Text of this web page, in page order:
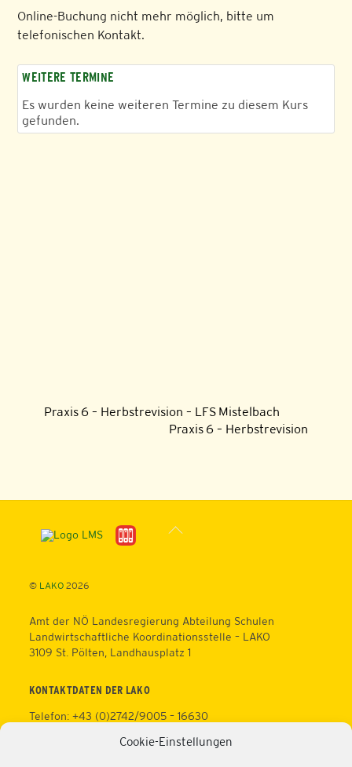
Cookie-Einstellungen
Online-Buchung nicht mehr möglich, bitte um
telefonischen Kontakt.
WEITERE TERMINE
Es wurden keine weiteren Termine zu diesem Kurs
gefunden.
Praxis 6 – Herbstrevision – LFS Mistelbach
Praxis 6 – Herbstrevision
Back
© LAKO2026
Amt der NÖ Landesregierung Abteilung Schulen
Landwirtschaftliche Koordinationsstelle – LAKO
3109 St. Pölten, Landhausplatz 1
KONTAKTDATEN DER LAKO
Telefon: +43 (0)2742/9005 – 16630
https://lako.at